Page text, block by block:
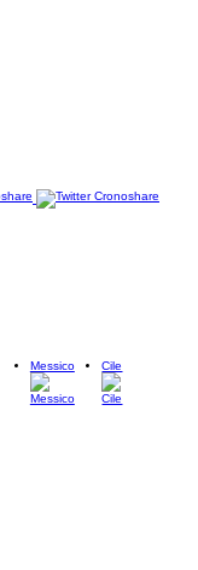
Messico Cile